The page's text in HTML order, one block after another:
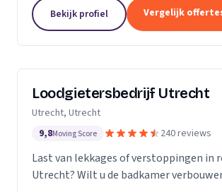
hebben we onze diensten uitgebreid
bezig...
Bekijk profiel Vergelijk
Loodgietersbedrijf Utrecht
Utrecht, Utrecht
9,8Moving Score 240 reviews
Last van lekkages of verstoppingen in
Utrecht? Wilt u de badkamer